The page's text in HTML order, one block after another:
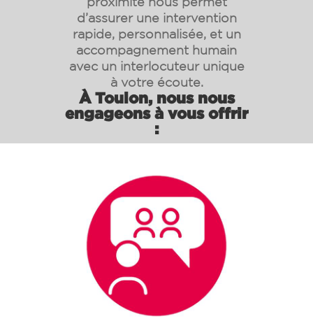
d’assurer une intervention
rapide, personnalisée, et un
accompagnement humain
avec un interlocuteur unique
à votre écoute.
À Toulon, nous nous
engageons à vous offrir
: